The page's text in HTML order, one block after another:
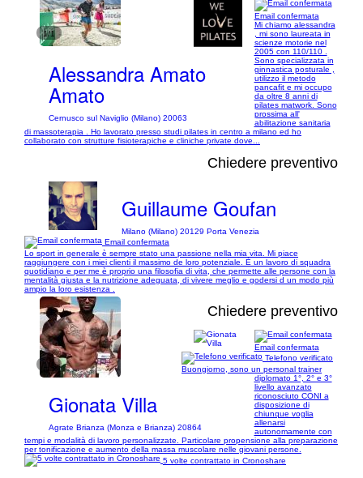
1/1
Alessandra Amato
Amato
Cernusco sul Naviglio (Milano) 20063
Email confermata
Mi chiamo alessandra
, mi sono laureata in
scienze motorie nel
2005 con 110/110 .
Sono specializzata in
ginnastica posturale ,
utilizzo il metodo
pancafit e mi occupo
da oltre 8 anni di
pilates matwork. Sono
prossima all'
abilitazione sanitaria
di massoterapia . Ho lavorato presso studi pilates in centro a milano ed ho
collaborato con strutture fisioterapiche e cliniche private dove...
Chiedere preventivo
Guillaume Goufan
Milano (Milano) 20129 Porta Venezia
Email confermata
Lo sport in generale è sempre stato una passione nella mia vita. Mi piace
raggiungere con i miei clienti il massimo de loro potenziale. É un lavoro di squadra
quotidiano e per me è proprio una filosofia di vita, che permette alle persone con la
mentalità giusta e la nutrizione adeguata, di vivere meglio e godersi d un modo più
ampio la loro esistenza .
1/1
Chiedere preventivo
Gionata Villa
Agrate Brianza (Monza e Brianza) 20864
Email confermata
Telefono verificato
Buongiorno, sono un personal trainer
diplomato 1°, 2° e 3°
livello avanzato
riconosciuto CONI a
disposizione di
chiunque voglia
allenarsi
autonomamente con
tempi e modalità di lavoro personalizzate. Particolare propensione alla preparazione
per tonificazione e aumento della massa muscolare nelle giovani persone.
5 volte contrattato in Cronoshare